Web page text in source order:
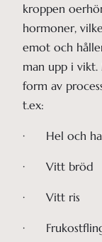
kroppen
hormoner,
emot och
man upp i
form av
t.ex:
· Hel och
· Vitt bröd
· Vitt ris
·